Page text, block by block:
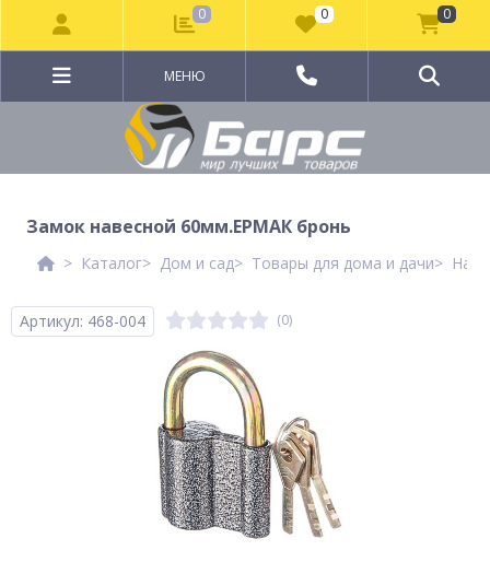
МЕНЮ
Замок навесной 60мм.ЕРМАК бронь
Каталог Дом и сад Товары для дома и дачи
Артикул: 468-004 (0)
0 0 0